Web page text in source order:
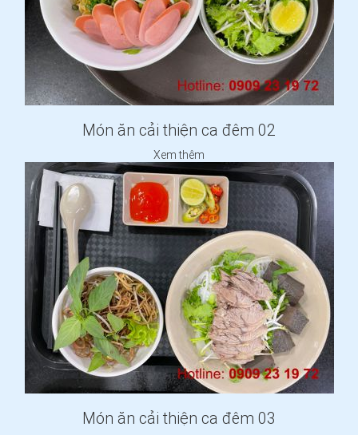
Món ăn cải thiện ca đêm 02
Xem thêm
Món ăn cải thiện ca đêm 03